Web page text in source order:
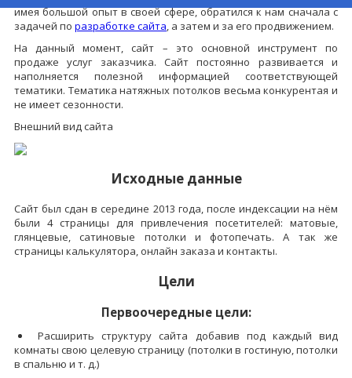
имея большой опыт в своей сфере, обратился к нам сначала с
задачей по разработке сайта , а затем и за его продвижением.
На данный момент, сайт – это основной инструмент по
продаже услуг заказчика. Сайт постоянно развивается и
наполняется полезной информацией соответствующей
тематики. Тематика натяжных потолков весьма конкурентая и
не имеет сезонности.
Внешний вид сайта
Исходные данные
Сайт был сдан в середине 2013 года, после индексации на нём
были 4 страницы для привлечения посетителей: матовые,
глянцевые, сатиновые потолки и фотопечать. А так же
страницы калькулятора, онлайн заказа и контакты.
Цели
Первоочередные цели:
Расширить структуру сайта добавив под каждый вид
комнаты свою целевую страницу (потолки в гостиную, потолки
в спальню и т. д.)